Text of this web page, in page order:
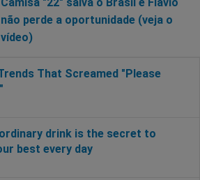
não perde a oportunidade (veja o
vídeo)